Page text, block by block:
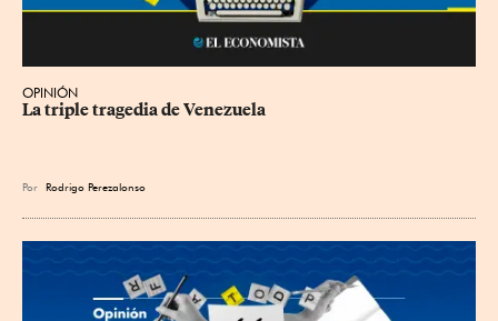
OPINIÓN
La triple tragedia de Venezuela
Por Rodrigo Perezalonso